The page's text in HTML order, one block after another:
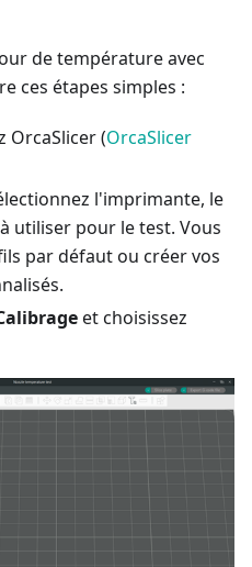
de température avec
ces étapes simples :
OrcaSlicer (OrcaSlicer
l'imprimante, le
utiliser pour le test. Vous
par défaut ou créer vos
et choisissez